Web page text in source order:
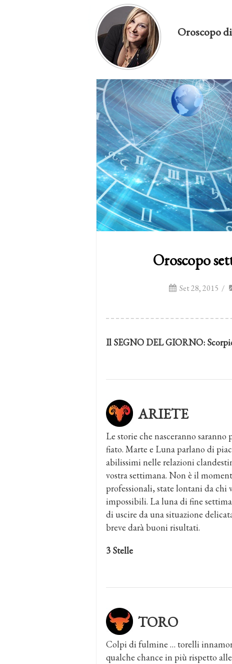
Oroscopo
Oroscopo
Set 28, 2015 /
Il SEGNO DEL GIORNO:
ARIETE
Le storie che nasceranno
fiato. Marte e Luna parlano di
abilissimi nelle relazioni
vostra settimana. Non è il
professionali, state lontani da chi
impossibili. La luna di fine
di uscire da una situazione
breve darà buoni risultati.
3 Stelle
TORO
Colpi di fulmine … torelli
qualche chance in più rispetto